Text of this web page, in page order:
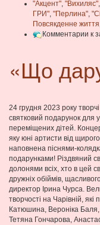
"Акцент", "Вихиляс",
ГРИ", "Перлина",
Повсякденне життя
Комментарии к
«Що
24 грудня 2023 року
святковий подарунок для
переміщених дітей.
яку юні артисти від
наповнена піснями-
подарунками! Різдвяний
долонями всіх, хто в цей
дружніх обіймів,
директор Ірина Чурса.
творчості на Чарівній, які
Катюшина, Вероніка
Тетяна Гончарова,